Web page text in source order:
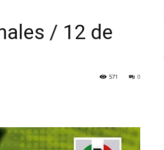
/ 12 de
0
571